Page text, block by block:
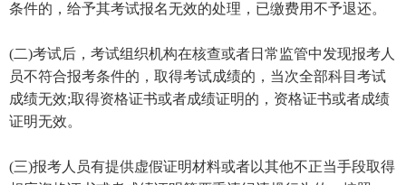
条件的，给予其考试报名无效的处理，已缴费用不予退还。
(二)考试后，考试组织机构在核查或者日常监管中发现报考人
员不符合报考条件的，取得考试成绩的，当次全部科目考试
成绩无效;取得资格证书或者成绩证明的，资格证书或者成绩
证明无效。
(三)报考人员有提供虚假证明材料或者以其他不正当手段取得